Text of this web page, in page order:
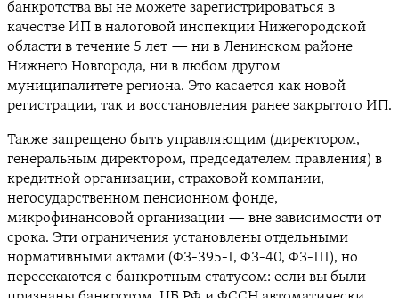
банкротства вы не можете зарегистрироваться в
качестве ИП в налоговой инспекции Нижегородской
области в течение 5 лет — ни в Ленинском районе
Нижнего Новгорода, ни в любом другом
муниципалитете региона. Это касается как новой
регистрации, так и восстановления ранее закрытого ИП.
Также запрещено быть управляющим (директором,
генеральным директором, председателем правления) в
кредитной организации, страховой компании,
негосударственном пенсионном фонде,
микрофинансовой организации — вне зависимости от
срока. Эти ограничения установлены отдельными
нормативными актами (ФЗ-395-1, ФЗ-40, ФЗ-111), но
пересекаются с банкротным статусом: если вы были